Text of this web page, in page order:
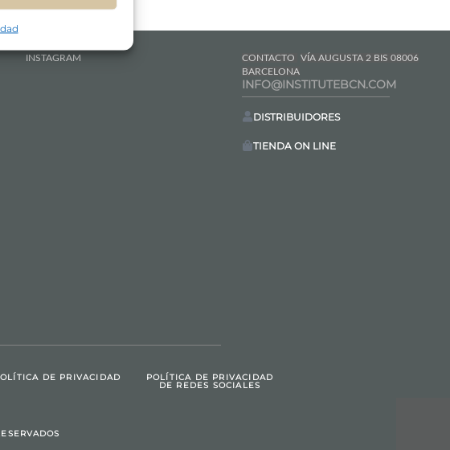
INSTAGRAM CONTACTO
VÍA AUGUSTA 2 BIS 08006
BARCELONA
INFO@INSTITUTEBCN.COM
DISTRIBUIDORES
TIENDA ON LINE
DE PRIVACIDAD POLÍTICA DE PRIVACIDAD
DE REDES SOCIALES